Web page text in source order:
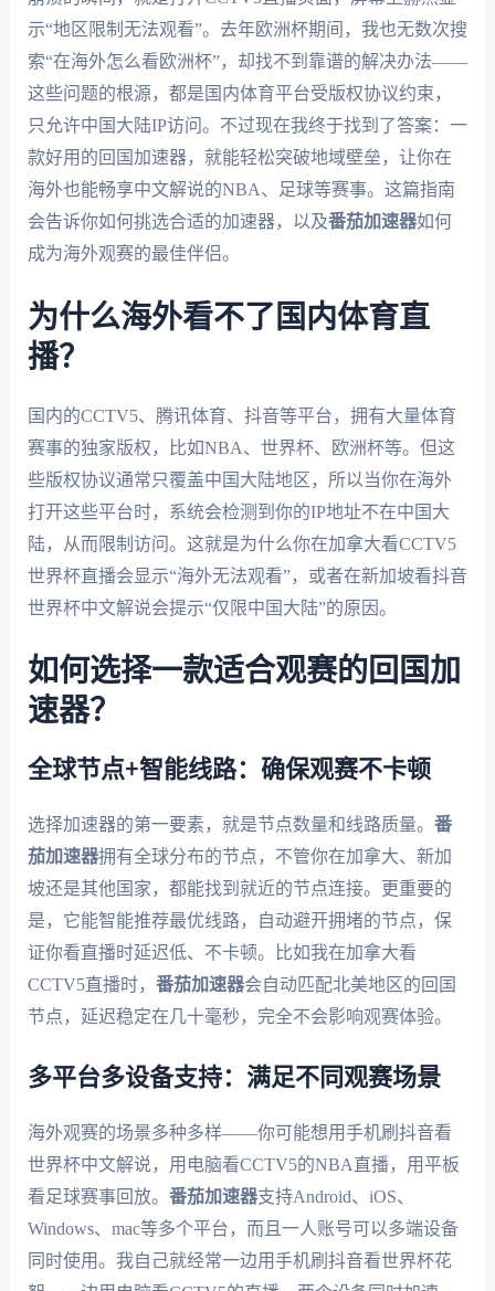
示“地区限制无法观看”。去年欧洲杯期间，我也无数次搜
索“在海外怎么看欧洲杯”，却找不到靠谱的解决办法——
这些问题的根源，都是国内体育平台受版权协议约束，
只允许中国大陆IP访问。不过现在我终于找到了答案：一
款好用的回国加速器，就能轻松突破地域壁垒，让你在
海外也能畅享中文解说的NBA、足球等赛事。这篇指南
会告诉你如何挑选合适的加速器，以及番茄加速器如何
成为海外观赛的最佳伴侣。
为什么海外看不了国内体育直
播？
国内的CCTV5、腾讯体育、抖音等平台，拥有大量体育
赛事的独家版权，比如NBA、世界杯、欧洲杯等。但这
些版权协议通常只覆盖中国大陆地区，所以当你在海外
打开这些平台时，系统会检测到你的IP地址不在中国大
陆，从而限制访问。这就是为什么你在加拿大看CCTV5
世界杯直播会显示“海外无法观看”，或者在新加坡看抖音
世界杯中文解说会提示“仅限中国大陆”的原因。
如何选择一款适合观赛的回国加
速器？
全球节点+智能线路：确保观赛不卡顿
选择加速器的第一要素，就是节点数量和线路质量。 番
茄加速器拥有全球分布的节点，不管你在加拿大、新加
坡还是其他国家，都能找到就近的节点连接。更重要的
是，它能智能推荐最优线路，自动避开拥堵的节点，保
证你看直播时延迟低、不卡顿。比如我在加拿大看
CCTV5直播时， 番茄加速器会自动匹配北美地区的回国
节点，延迟稳定在几十毫秒，完全不会影响观赛体验。
多平台多设备支持：满足不同观赛场景
海外观赛的场景多种多样——你可能想用手机刷抖音看
世界杯中文解说，用电脑看CCTV5的NBA直播，用平板
看足球赛事回放。 番茄加速器支持Android、iOS、
Windows、mac等多个平台，而且一人账号可以多端设备
同时使用。我自己就经常一边用手机刷抖音看世界杯花